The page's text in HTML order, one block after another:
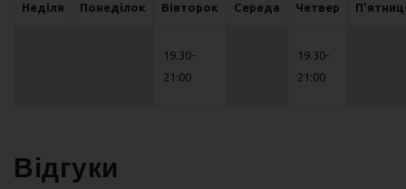
Неділя Понеділок Вівторок Середа Четвер
19.30-
21:00
19.30-
21:00
Відгуки